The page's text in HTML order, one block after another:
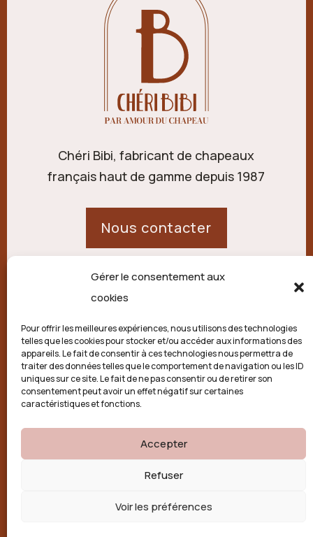
Gérer le consentement aux
cookies
Pour offrir les meilleures expériences, nous utilisons des technologies
telles que les cookies pour stocker et/ou accéder aux informations des
appareils. Le fait de consentir à ces technologies nous permettra de
traiter des données telles que le comportement de navigation ou les ID
uniques sur ce site. Le fait de ne pas consentir ou de retirer son
consentement peut avoir un effet négatif sur certaines
caractéristiques et fonctions.
Accepter
Refuser
Voir les préférences
Chéri Bibi, fabricant de chapeaux
français haut de gamme depuis 1987
Nous contacter
21 route de Palisse,
Politique de confidentialité
Conditions générales